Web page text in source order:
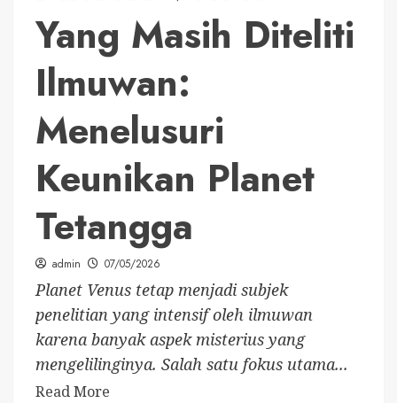
Yang Masih Diteliti
Ilmuwan:
Menelusuri
Keunikan Planet
Tetangga
admin 07/05/2026
Planet Venus tetap menjadi subjek
penelitian yang intensif oleh ilmuwan
karena banyak aspek misterius yang
mengelilinginya. Salah satu fokus utama...
Read More